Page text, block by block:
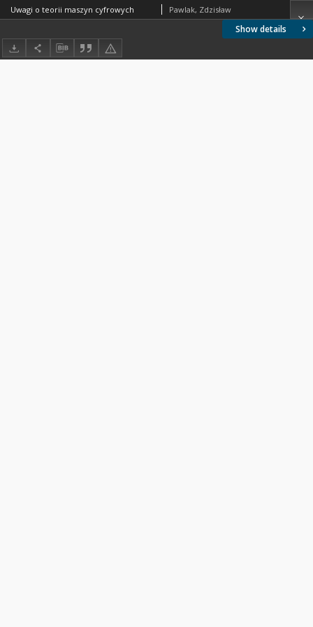
Show details
Uwagi o teorii maszyn cyfrowych Pawlak, Zdzisław